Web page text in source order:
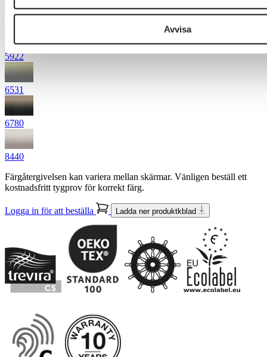
Avvisa
5922
6531
6780
8440
Färgåtergivelsen kan variera mellan skärmar. Vänligen beställ ett
kostnadsfritt tygprov för korrekt färg.
Logga in för att beställa Ladda ner produktkblad